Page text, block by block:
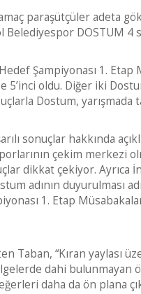
paraşütçüler adeta
Belediyespor DOSTUM
Şampiyonası 1.
oldu. Diğer iki
Dostum, yarışmada
sonuçlar hakkında
çekim merkezi
dikkat çekiyor.
adının duyurulması
1. Etap
“Kıran yaylası
dahi bulunmayan
daha da ön plana